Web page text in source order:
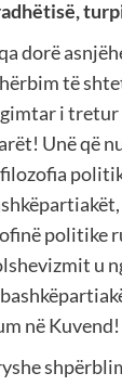
dorë
të
i tretur
Unë që
politike
u
në Kuvend!